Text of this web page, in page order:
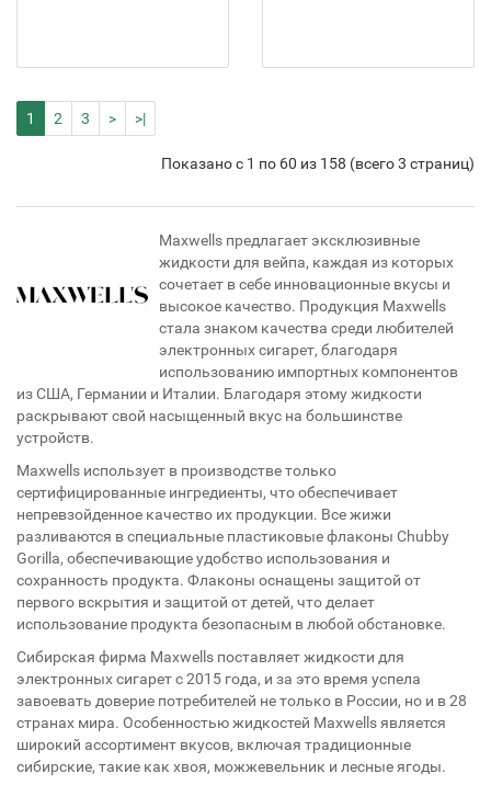
1 2 3 > >|
Показано с 1 по 60 из 158 (всего 3 страниц)
Maxwells предлагает эксклюзивные
жидкости для вейпа, каждая из которых
сочетает в себе инновационные вкусы и
высокое качество. Продукция Maxwells
стала знаком качества среди любителей
электронных сигарет, благодаря
использованию импортных компонентов
из США, Германии и Италии. Благодаря этому жидкости
раскрывают свой насыщенный вкус на большинстве
устройств.
Maxwells использует в производстве только
сертифицированные ингредиенты, что обеспечивает
непревзойденное качество их продукции. Все жижи
разливаются в специальные пластиковые флаконы Chubby
Gorilla, обеспечивающие удобство использования и
сохранность продукта. Флаконы оснащены защитой от
первого вскрытия и защитой от детей, что делает
использование продукта безопасным в любой обстановке.
Сибирская фирма Maxwells поставляет жидкости для
электронных сигарет с 2015 года, и за это время успела
завоевать доверие потребителей не только в России, но и в 28
странах мира. Особенностью жидкостей Maxwells является
широкий ассортимент вкусов, включая традиционные
сибирские, такие как хвоя, можжевельник и лесные ягоды.